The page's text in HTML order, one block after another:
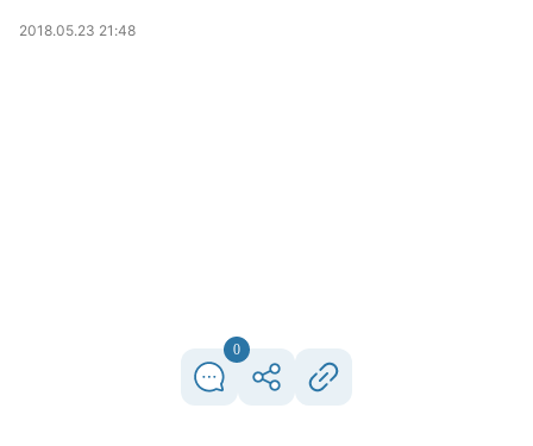
2018.05.23 21:48
0